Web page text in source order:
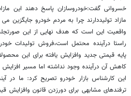
خسروانی گفت:خودروسازان پاسخ دهند این
مازاد تولیددارند چرا به مردم خودرو جایگزین
واقعیت این است که هدف نهایی از این
راستا درآینده محتمل است،فروش تولیدات
پایه قیمتی جدید وافزایش یافته برای این
کاهش آن درآینده وجود نداشته اما مسیر افزایش
این کارشناس بازار خودرو تصریح کرد: ما در
ترفندهای مشابهی برای دورزدن قانون وافزایش